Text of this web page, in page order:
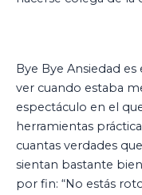
Bye Bye Ansiedad
ver cuando estaba
espectáculo en el
herramientas
cuantas verdades
sientan bastante
por fin: “No estás